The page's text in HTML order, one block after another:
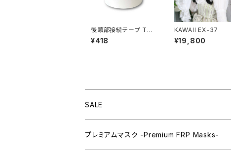
後頭部接続テープ The
tape of connecting
back of the head p
¥418
KAWAII EX-37
¥19,800
SALE
プレミアムマスク -Premium FRP Masks-